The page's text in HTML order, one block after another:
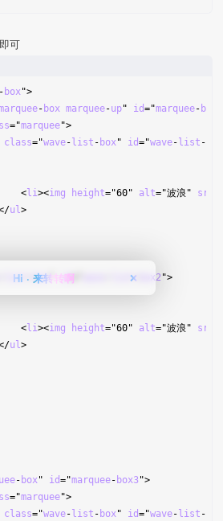
可
- box">
- box marquee-up" id="marquee- box
="marquee">
class="wave- list - box" id="wave- list -
<
li><img height="60" alt="波浪" src
ul>
list - box" id=" list- box2 ">
<
li><img height="60" alt="波浪" src
ul>
- box" id="marquee- box3">
="marquee">
class="wave- list - box" id="wave- list -
Hi · 来转转啊 ❌